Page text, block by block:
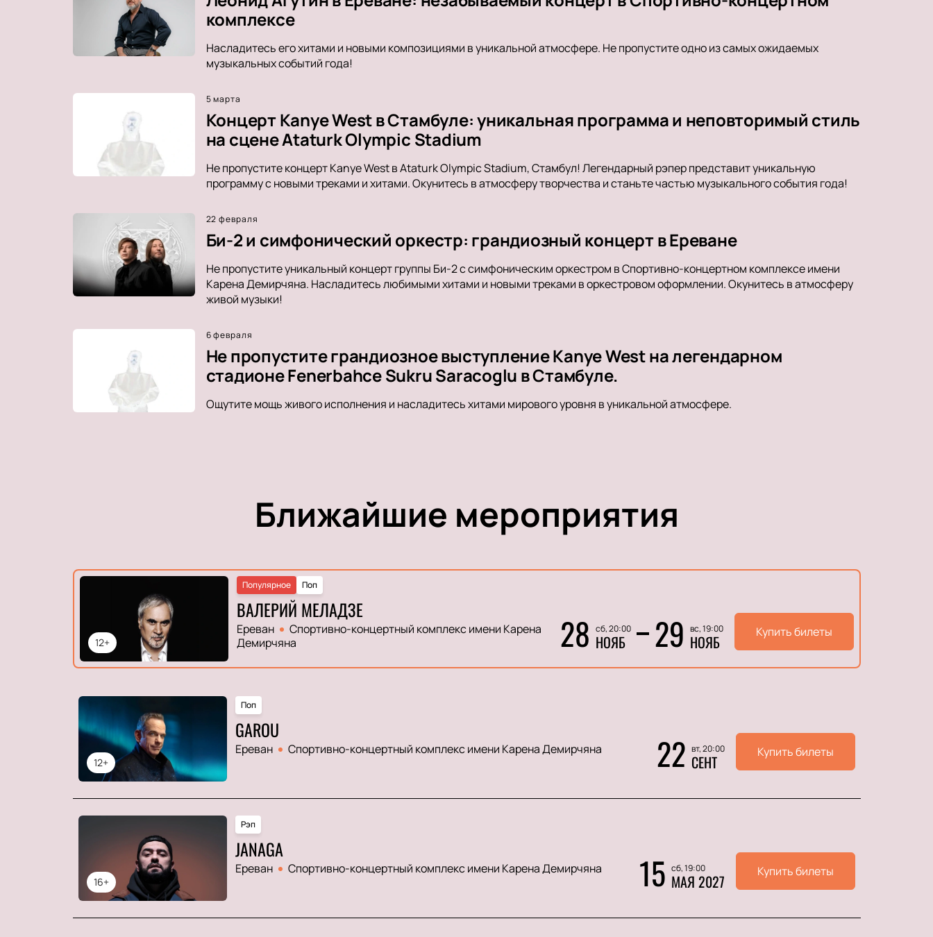
комплексе
Насладитесь его хитами и новыми композициями в уникальной атмосфере. Не пропустите одно из самых ожидаемых
музыкальных событий года!
5 марта
Концерт Kanye West в Стамбуле: уникальная программа и неповторимый стиль
на сцене Ataturk Olympic Stadium
Не пропустите концерт Kanye West в Ataturk Olympic Stadium, Стамбул! Легендарный рэпер представит уникальную
программу с новыми треками и хитами. Окунитесь в атмосферу творчества и станьте частью музыкального события года!
22 февраля
Би-2 и симфонический оркестр: грандиозный концерт в Ереване
Не пропустите уникальный концерт группы Би-2 с симфоническим оркестром в Спортивно-концертном комплексе имени
Карена Демирчяна. Насладитесь любимыми хитами и новыми треками в оркестровом оформлении. Окунитесь в атмосферу
живой музыки!
6 февраля
Не пропустите грандиозное выступление Kanye West на легендарном
стадионе Fenerbahce Sukru Saracoglu в Стамбуле.
Ощутите мощь живого исполнения и насладитесь хитами мирового уровня в уникальной атмосфере.
Ближайшие мероприятия
12+
Поп
Популярное
ВАЛЕРИЙ МЕЛАДЗЕ
Ереван
Спортивно-концертный комплекс имени Карена
Демирчяна
28 сб, 20:00
НОЯБ 29 вс, 19:00
НОЯБ Купить билеты
12+
Поп
GAROU
Ереван Спортивно-концертный комплекс имени Карена Демирчяна 22 вт, 20:00
СЕНТ Купить билеты
16+
Рэп
JANAGA
Ереван Спортивно-концертный комплекс имени Карена Демирчяна 15 сб, 19:00
МАЯ 2027 Купить билеты